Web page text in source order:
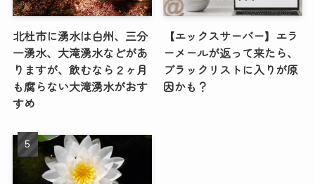
北杜市に湧水は白州、三分
一湧水、大滝湧水などがあ
りますが、飲むなら２ヶ月
も腐らない大滝湧水がおす
すめ
【エックスサーバー】エラ
ーメールが返って来たら、
ブラックリストに入りが原
因かも？